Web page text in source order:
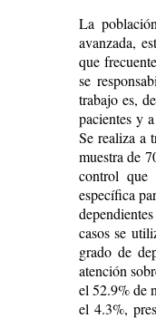
La
avanzada,
que
se
trabajo es,
pacientes y
Se realiza a
muestra de
control que
específica
casos se
grado de
atención
el 52.9% de
el 4.3%,